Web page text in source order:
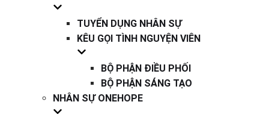
TUYỂN DỤNG NHÂN SỰ
KÊU GỌI TÌNH NGUYỆN VIÊN
BỘ PHẬN ĐIỀU PHỐI
BỘ PHẬN SÁNG TẠO
NHÂN SỰ ONEHOPE